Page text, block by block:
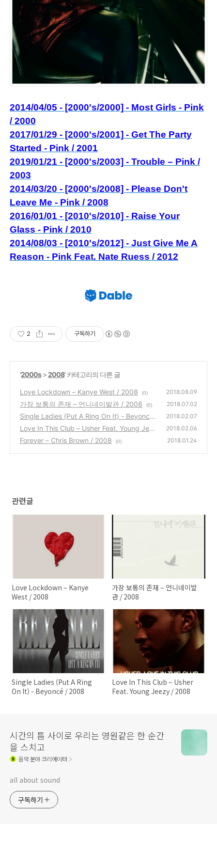
2014/04/05 - [2000's/2000] - Most Girls - Pink
/ 2000
2017/01/29 - [2000's/2001] - Get The Party
Started - Pink / 2001
2019/01/21 - [2000's/2003] - Trouble – Pink /
2003
2014/03/20 - [2000's/2008] - Please Don't
Leave Me - Pink / 2008
2016/01/01 - [2010's/2010] - Raise Your
Glass - Pink / 2010
2014/08/03 - [2010's/2012] - Just Give Me A
Reason - Pink Feat. Nate Ruess / 2012
2 구독하기
'2000s>2008' 카테고리의 다른 글
Love Lockdown – Kanye West / 2008 (0) 2018.08.09
가장 보통의 존재 – 언니네이발관 / 2008 (0) 2018.07.02
Single Ladies (Put A Ring On It) - Beyoncé /
2008
(0)
2018.02.07
Love In This Club – Usher Feat. Young Jeez
y / 2008
(0)
2018.02.06
Forever – Chris Brown / 2008 (0) 2018.01.24
관련글
Love Lockdown – Kanye
West / 2008
가장 보통의 존재 – 언니네이발
관 / 2008
Single Ladies (Put A Ring
On It) - Beyoncé / 2008
Love In This Club – Usher
Feat. Young Jeezy / 2008
시간의 틈 사이로 우리는 영원같은 한 순간
을 스치고
음악분야 크리에이터
all about sound
구독하기